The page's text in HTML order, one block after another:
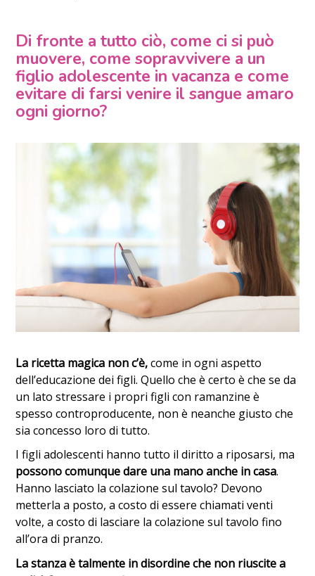
Di fronte a tutto ciò, come ci si può
muovere, come sopravvivere a un
figlio adolescente in vacanza e come
evitare di farsi venire il sangue amaro
ogni giorno?
La ricetta magica non c’è,come in ogni aspetto
dell’educazione dei figli. Quello che è certo è che se da
un lato stressare i propri figli con ramanzine è
spesso controproducente, non è neanche giusto che
sia concesso loro di tutto.
I figli adolescenti hanno tutto il diritto a riposarsi, ma
possono comunque dare una mano anche in casa.
Hanno lasciato la colazione sul tavolo? Devono
metterla a posto, a costo di essere chiamati venti
volte, a costo di lasciare la colazione sul tavolo fino
all’ora di pranzo.
La stanza è talmente in disordine che non riuscite a